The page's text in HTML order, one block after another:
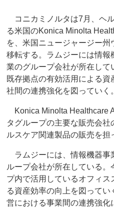
コニカミノルタは7月、ヘ
る米国のKonica Minolta
を、米国ニュージャージー
移転する。ラムジーには情
業のグループ会社が所在して
既存拠点の有効活用による
社間の連携強化を図っていく。
Konica Minolta Healthcare
タグループの主要な販売会
ルスケア関連製品の販売を担
ラムジーには、情報機器事
ループ会社が所在している
プ内で活用しているオフィス
る資産効率の向上を図って
営における事業間の連携強化